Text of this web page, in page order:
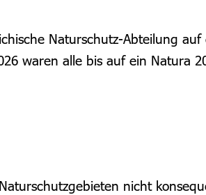
Naturschutz-Abteilung
waren alle bis auf ein Natura
nicht